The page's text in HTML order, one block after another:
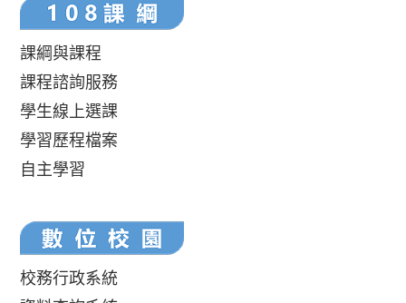
課綱與課程
課程諮詢服務
學生線上選課
學習歷程檔案
自主學習
校務行政系統